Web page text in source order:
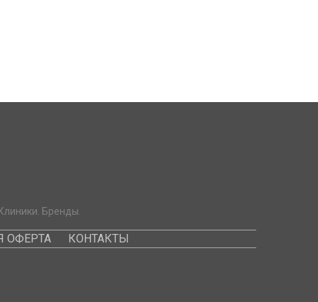
Бренды.
ОФЕРТА КОНТАКТЫ